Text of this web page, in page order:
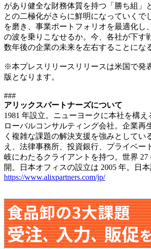
があり健全な財務体質を持つ「勝ち組」
との二極化がさらに鮮明になっていくで
を磨き、事業ポートフォリオを最適化し
の波を乗りこなせるか。今、各社が下す
数年後の企業の未来を左右することにな
※本プレスリリースリリースは米国で発
版となります。
###
アリックスパートナーズについて
1981 年設立。ニューヨークに本社を構
ローバルコンサルティング会社。企業再
く複雑な課題の解決支援を強みとしてい
え、法律事務所、投資銀行、プライベー
岐にわたるクライアントを持つ。世界 27
開。日本オフィスの設立は 2005 年。日
https://www.alixpartners.com/jp/